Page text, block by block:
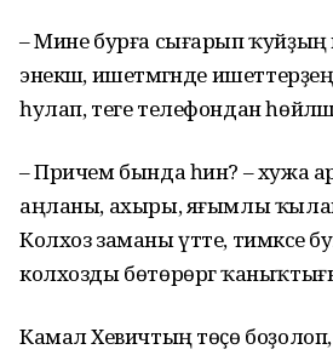
– Мине бурға сығарып
энекәш, ишетмәгәнде
һулап, теге телефондан
– Причем бында һин? – хужа
аңланы, ахыры, яғымлы
Колхоз заманы үтте, тимәксе
колхозды бөтөрөргә
Камал Хәевичтың төҫө